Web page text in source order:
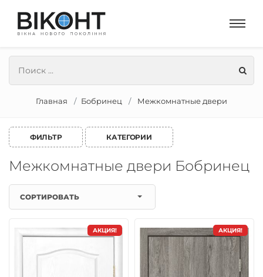
Главная Бобринец Межкомнатные двери
ФИЛЬТР КАТЕГОРИИ
Межкомнатные двери Бобринец
СОРТИРОВАТЬ
АКЦИЯ! АКЦИЯ!